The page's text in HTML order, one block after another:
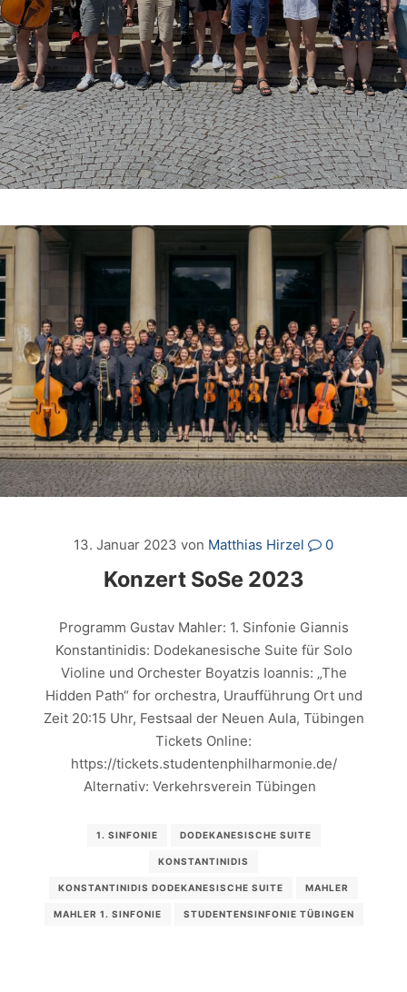
13. Januar 2023 von Matthias Hirzel 0
Konzert SoSe 2023
Programm Gustav Mahler: 1. Sinfonie Giannis
Konstantinidis: Dodekanesische Suite für Solo
Violine und Orchester Boyatzis Ioannis: „The
Hidden Path“ for orchestra, Uraufführung Ort und
Zeit 20:15 Uhr, Festsaal der Neuen Aula, Tübingen
Tickets Online:
https://tickets.studentenphilharmonie.de/
Alternativ: Verkehrsverein Tübingen
1. SINFONIE DODEKANESISCHE SUITE
KONSTANTINIDIS
KONSTANTINIDIS DODEKANESISCHE SUITE MAHLER
MAHLER 1. SINFONIE STUDENTENSINFONIE TÜBINGEN